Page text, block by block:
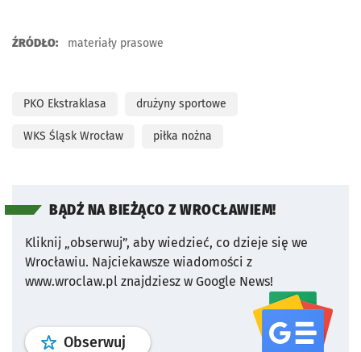
ŹRÓDŁO: materiały prasowe
PKO Ekstraklasa drużyny sportowe
WKS Śląsk Wrocław piłka nożna
BĄDŹ NA BIEŻĄCO Z WROCŁAWIEM!
Kliknij „obserwuj”, aby wiedzieć, co dzieje się we
Wrocławiu. Najciekawsze wiadomości z
www.wroclaw.pl znajdziesz w Google News!
Obserwuj profil serwisu